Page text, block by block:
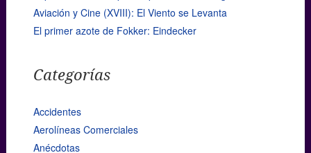
Aviación y Cine (XVIII): El Viento se Levanta
El primer azote de Fokker: Eindecker
Categorías
Accidentes
Aerolíneas Comerciales
Anécdotas